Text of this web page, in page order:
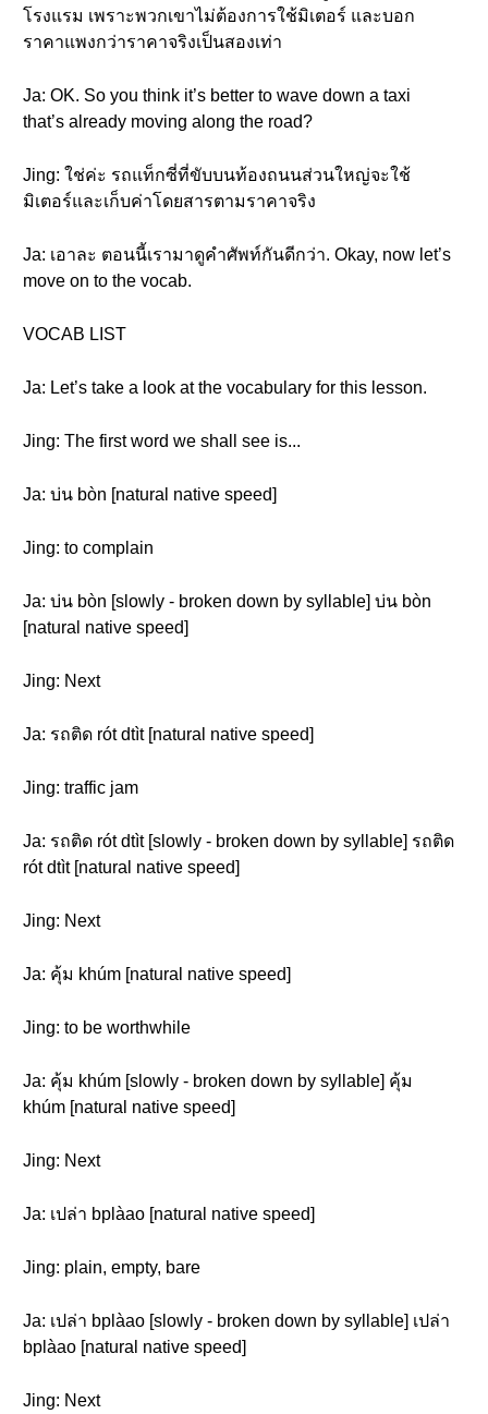
โรงแรม เพราะพวกเขาไม่ต้องการใช้มิเตอร์ และบอก
ราคาแพงกว่าราคาจริงเป็นสองเท่า
Ja: OK. So you think it’s better to wave down a taxi
that’s already moving along the road?
Jing: ใช่ค่ะ รถแท็กซี่ที่ขับบนท้องถนนส่วนใหญ่จะใช้
มิเตอร์และเก็บค่าโดยสารตามราคาจริง
Ja: เอาละ ตอนนี้เรามาดูคำศัพท์กันดีกว่า. Okay, now let’s
move on to the vocab.
VOCAB LIST
Ja: Let’s take a look at the vocabulary for this lesson.
Jing: The first word we shall see is...
Ja: บ่น bòn [natural native speed]
Jing: to complain
Ja: บ่น bòn [slowly - broken down by syllable] บ่น bòn
[natural native speed]
Jing: Next
Ja: รถติด rót dtìt [natural native speed]
Jing: traffic jam
Ja: รถติด rót dtìt [slowly - broken down by syllable] รถติด
rót dtìt [natural native speed]
Jing: Next
Ja: คุ้ม khúm [natural native speed]
Jing: to be worthwhile
Ja: คุ้ม khúm [slowly - broken down by syllable] คุ้ม
khúm [natural native speed]
Jing: Next
Ja: เปล่า bplàao [natural native speed]
Jing: plain, empty, bare
Ja: เปล่า bplàao [slowly - broken down by syllable] เปล่า
bplàao [natural native speed]
Jing: Next